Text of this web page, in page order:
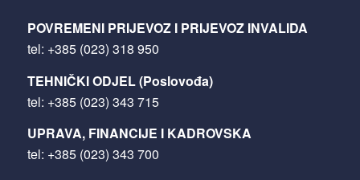
POVREMENI PRIJEVOZ I PRIJEVOZ INVALIDA
tel: +385 (023) 318 950
TEHNIČKI ODJEL (Poslovođa)
tel: +385 (023) 343 715
UPRAVA, FINANCIJE I KADROVSKA
tel: +385 (023) 343 700